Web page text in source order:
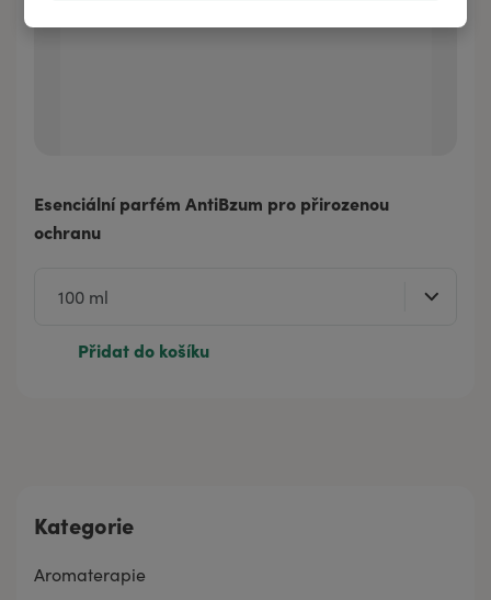
Esenciální parfém AntiBzum pro přirozenou
ochranu
Přidat do košíku
Kategorie
Aromaterapie